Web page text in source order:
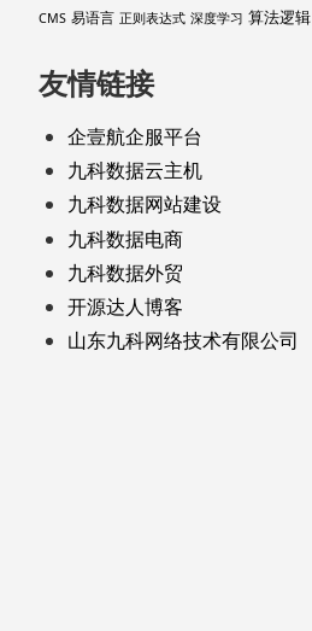
CMS 易语言 正则表达式 深度学习 算法逻辑
友情链接
企壹航企服平台
九科数据云主机
九科数据网站建设
九科数据电商
九科数据外贸
开源达人博客
山东九科网络技术有限公司